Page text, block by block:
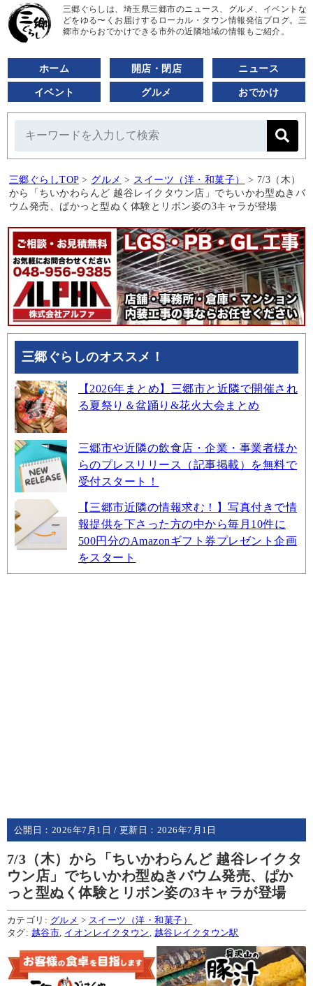
三郷ぐらしは、埼玉県三郷市のニュース、グルメ、イベントな
どをゆる〜くお届けするローカル・タウン情報発信ブログ。三
郷市からおでかけできる市外の近隣地域の情報もご紹介。
ホーム 開店・閉店 ニュース
イベント グルメ おでかけ
三郷ぐらしTOP > グルメ > スイーツ（洋・和菓子） > 7/3（木）
から「ちいかわらんど 越谷レイクタウン店」でちいかわ型ぬきバ
ウム発売、ぱかっと型ぬく体験とリボン姿の3キャラが登場
三郷ぐらしのオススメ！
【2026年まとめ】三郷市と近隣で開催され
る夏祭り＆盆踊り&花火大会まとめ
三郷市や近隣の飲食店・企業・事業者様か
らのプレスリリース（記事掲載）を無料で
受付スタート！
【三郷市近隣の情報求む！】写真付きで情
報提供を下さった方の中から毎月10件に
500円分のAmazonギフト券プレゼント企画
をスタート
公開日： 2026年7月1日 / 更新日： 2026年7月1日
7/3（木）から「ちいかわらんど 越谷レイクタ
ウン店」でちいかわ型ぬきバウム発売、ぱか
っと型ぬく体験とリボン姿の3キャラが登場
カテゴリ: グルメ > スイーツ（洋・和菓子）
タグ: 越谷市, イオンレイクタウン, 越谷レイクタウン駅